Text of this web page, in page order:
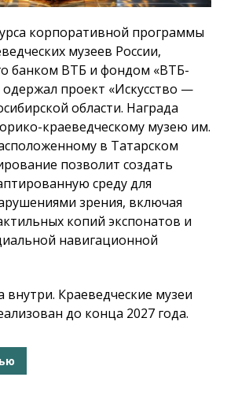
корпоративной программы
музеев России,
банком ВТБ и фондом «ВТБ-
одержал проект «Искусство —
области. Награда
краеведческому музею им.
в Татарском
позволит создать
среду для
зрения, включая
копий экспонатов и
навигационной
внутри. Краеведческие музеи
до конца 2027 года.